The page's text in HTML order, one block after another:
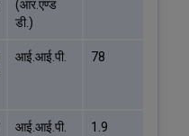
(आर.एण्ड
डी.)
आई.आई.पी. 78
आई.आई.पी. 1.9